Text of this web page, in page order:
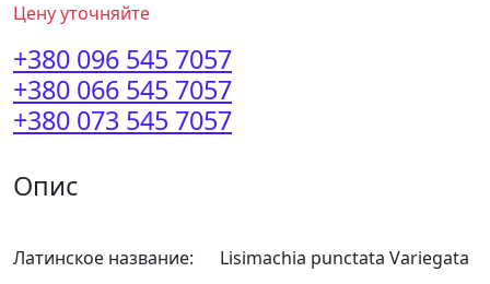
Цену уточняйте
+380 096 545 7057
+380 066 545 7057
+380 073 545 7057
Опис
Латинское название: Lisimachia punctata Variegata